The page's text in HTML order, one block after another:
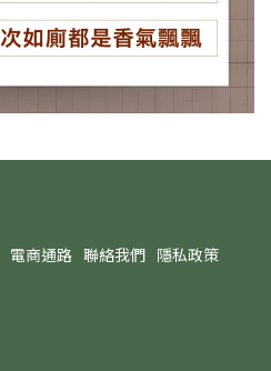
電商通路 聯絡我們 隱私政策